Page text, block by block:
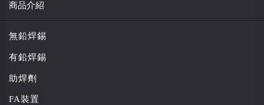
商品介紹
無鉛焊錫
有鉛焊錫
助焊劑
FA裝置